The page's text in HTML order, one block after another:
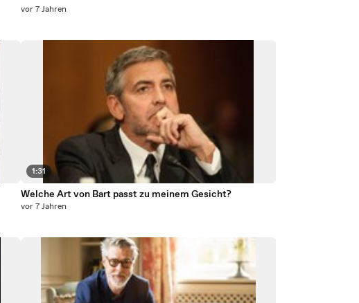
vor 7 Jahren
1:31
Welche Art von Bart passt zu meinem Gesicht?
vor 7 Jahren